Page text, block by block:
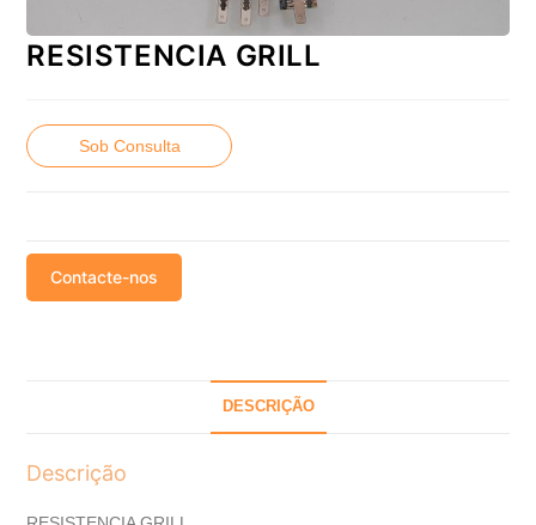
RESISTENCIA GRILL
Sob Consulta
Contacte-nos
DESCRIÇÃO
Descrição